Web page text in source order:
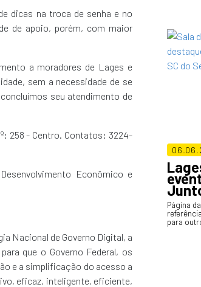
dicas na troca de senha e no
de apoio, porém, com maior
a moradores de Lages e
sem a necessidade de se
seu atendimento de
258 - Centro. Contatos: 3224-
Econômico e
Nacional de Governo Digital, a
que o Governo Federal, os
e a simplificação do acesso a
eficaz, inteligente, eficiente,
Página
para